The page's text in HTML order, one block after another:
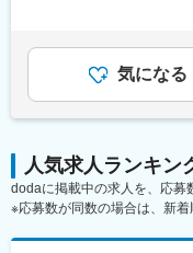
経験を積めば、大
作業改善の提案・
ら手に職をつけられ
■当社の魅力：
◎創業70年以上の
整、見積もり作成
を目安に30社程の
きます。
者手配、現場フォ
ていただきます。
営業エリアは主に
問営業となります
応援金が支給され
り、選考を通じて
気になる
人気求人ランキン
dodaに掲載中の求人を、応募
※応募数が同数の場合は、新着